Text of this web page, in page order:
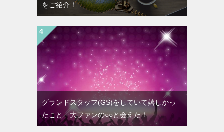
をご紹介！
グランドスタッフ(GS)をしていて嬉しかっ
たこと…大ファンの○○と会えた！